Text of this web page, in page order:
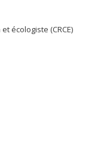
écologiste (CRCE)